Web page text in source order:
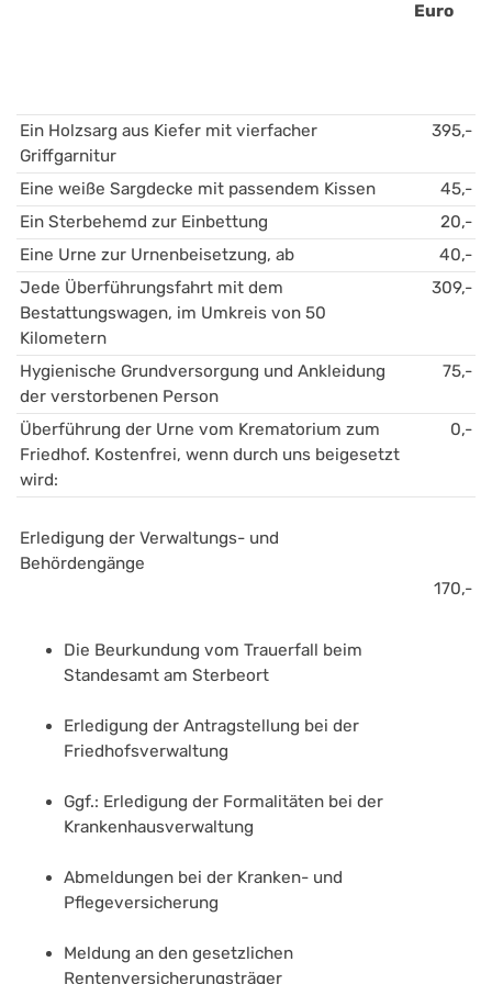
Euro
Ein Holzsarg aus Kiefer mit vierfacher
Griffgarnitur
395,-
Eine weiße Sargdecke mit passendem Kissen
45,-
Ein Sterbehemd zur Einbettung
20,-
Eine Urne zur Urnenbeisetzung, ab
40,-
Jede Überführungsfahrt mit dem
Bestattungswagen, im Umkreis von 50
Kilometern
309,-
Hygienische Grundversorgung und Ankleidung
der verstorbenen Person
75,-
Überführung der Urne vom Krematorium zum
Friedhof. Kostenfrei, wenn durch uns beigesetzt
wird:
0,-
Erledigung der Verwaltungs- und
Behördengänge
Die Beurkundung vom Trauerfall beim
Standesamt am Sterbeort
Erledigung der Antragstellung bei der
Friedhofsverwaltung
Ggf.: Erledigung der Formalitäten bei der
Krankenhausverwaltung
Abmeldungen bei der Kranken- und
Pflegeversicherung
Meldung an den gesetzlichen
Rentenversicherungsträger
170,-